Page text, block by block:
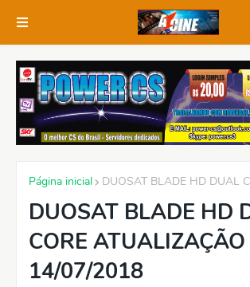
Página inicial DUOSAT BLADE HD DUAL
DUOSAT BLADE HD
CORE
14/07/2018